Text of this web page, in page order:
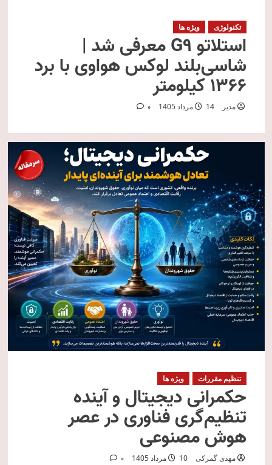
تکنولوژی ویژه ها
استلاتو G9 معرفی شد |
شاسی‌بلند لوکس هواوی با برد
۱۳۶۶ کیلومتر
مدیر 14 مرداد 1405 0
تنظیم مقررات ویژه ها
حکمرانی دیجیتال و آینده
تنظیم‌گری فناوری در عصر
هوش مصنوعی
مهدی گمرکی 10 مرداد 1405 0